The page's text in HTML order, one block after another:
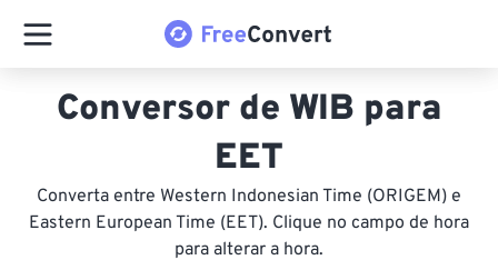
Conversor de WIB para
EET
Converta entre Western Indonesian Time (ORIGEM) e
Eastern European Time (EET). Clique no campo de hora
para alterar a hora.